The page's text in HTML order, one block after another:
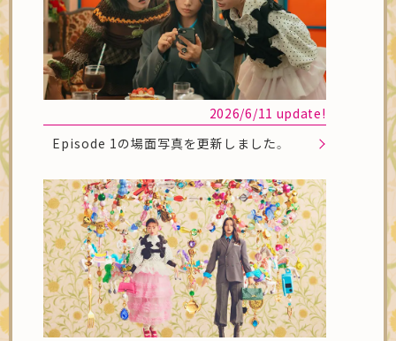
2026/6/11 update!
Episode 1の場面写真を更新しました。